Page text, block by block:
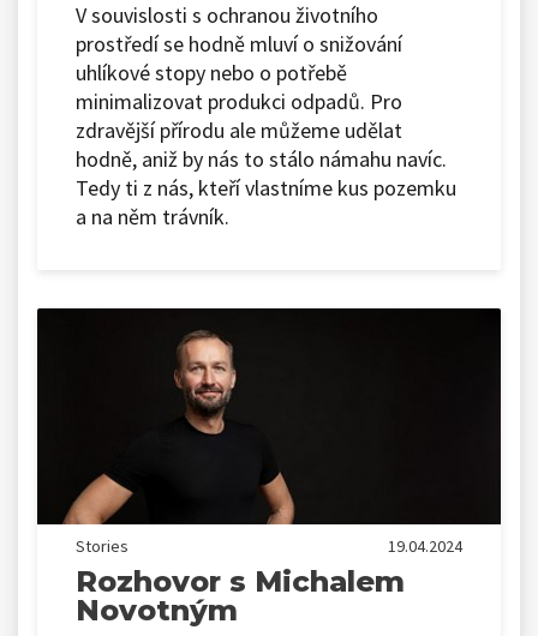
V souvislosti s ochranou životního
prostředí se hodně mluví o snižování
uhlíkové stopy nebo o potřebě
minimalizovat produkci odpadů. Pro
zdravější přírodu ale můžeme udělat
hodně, aniž by nás to stálo námahu navíc.
Tedy ti z nás, kteří vlastníme kus pozemku
a na něm trávník.
Stories 19.04.2024
Rozhovor s Michalem
Novotným